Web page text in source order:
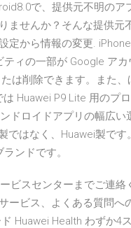
で、提供元不明のア
ませんか？そんな提供元
定から情報の変更.
ィの一部が Google アカ
は削除できます。また
Huawei P9 Lite 用のプ
ドロイドアプリの幅広い
ではなく、Huawei製です
ンドです。
ビスセンターまでご連絡
ービス、よくある質問へ
Huawei Health わずか4